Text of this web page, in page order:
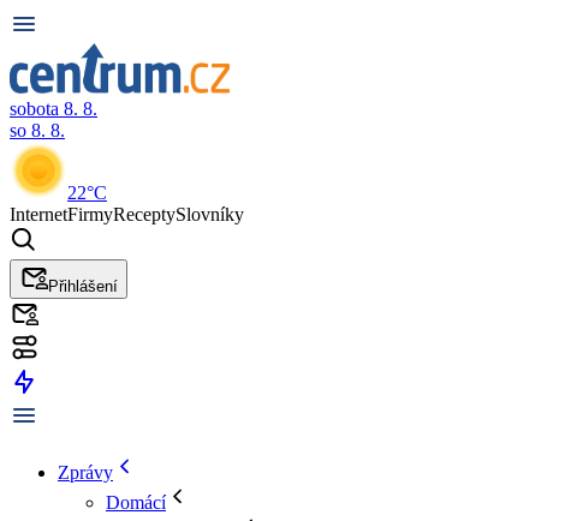
sobota 8. 8.
so 8. 8.
22°C
InternetFirmyReceptySlovníky
Přihlášení
Zprávy
Domácí